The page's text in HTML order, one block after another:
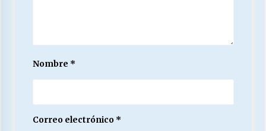
Nombre *
Correo electrónico *